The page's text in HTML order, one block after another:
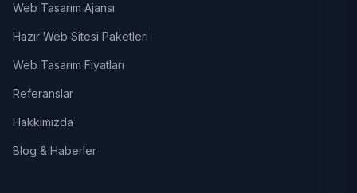
Web Tasarım Ajansı
Hazır Web Sitesi Paketleri
Web Tasarım Fiyatları
Referanslar
Hakkımızda
Blog & Haberler